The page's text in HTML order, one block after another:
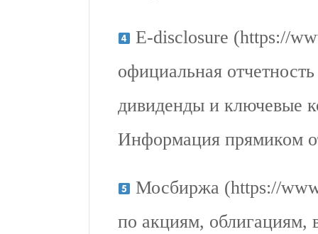
E-disclosure (https://
официальная
дивиденды и ключевые
Информация прямиком
Мосбиржа (https://
по акциям,